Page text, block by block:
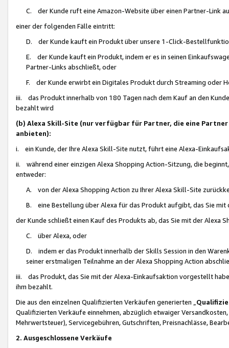
C. der Kunde ruft eine Amazon-Website über einen Partner-Link
einer der folgenden Fälle eintritt:
D. der Kunde kauft ein Produkt über unsere 1-Click-
E. der Kunde kauft ein Produkt, indem er es in seinen
Partner-Links abschließt, oder
F. der Kunde erwirbt ein Digitales Produkt durch Streaming oder
iii. das Produkt innerhalb von 180 Tagen nach dem Kauf an den
bezahlt wird
(b) Alexa Skill-Site (nur verfügbar für Partner, die eine
anbieten):
i. ein Kunde, der Ihre Alexa Skill-Site nutzt, führt eine Alexa-
ii. während einer einzigen Alexa Shopping Action-Sitzung, die
entweder:
A. von der Alexa Shopping Action zu Ihrer Alexa Skill-Site
B. eine Bestellung über Alexa für das Produkt aufgibt, das Sie mit
der Kunde schließt einen Kauf des Produkts ab, das Sie mit der Alexa
C. über Alexa, oder
D. indem er das Produkt innerhalb der Skills Session in den
seiner erstmaligen Teilnahme an der Alexa Shopping Action
iii. das Produkt, das Sie mit der Alexa-Einkaufsaktion vorgestellt
ihm bezahlt.
Die aus den einzelnen Qualifizierten Verkäufen generierten „
Qualifizierten Verkäufe einnehmen, abzüglich etwaiger
Mehrwertsteuer), Servicegebühren, Gutschriften, Preisnachlässe,
2. Ausgeschlossene Verkäufe